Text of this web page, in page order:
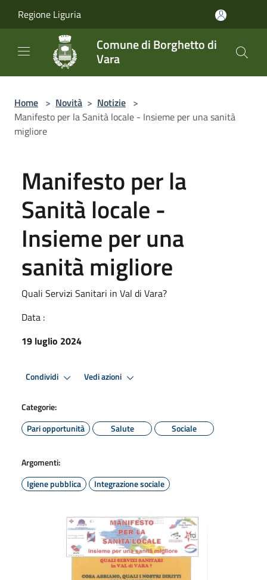
Regione Liguria
Comune di Borghetto di
Vara
Home > Novità > Notizie >
Manifesto per la Sanità locale - Insieme per una sanità
migliore
Manifesto per la
Sanità locale -
Insieme per una
sanità migliore
Quali Servizi Sanitari in Val di Vara?
Data :
19 luglio 2024
Condividi Vedi azioni
Categorie:
Pari opportunità
Salute Sociale
Argomenti:
Igiene pubblica
Integrazione sociale